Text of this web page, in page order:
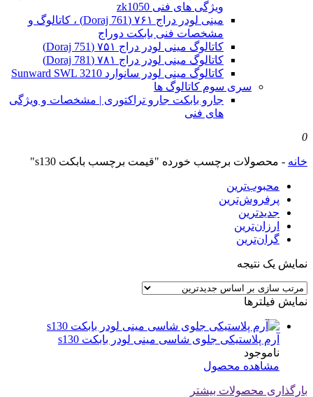
ویژگی های فنی zk1050
مینی لودر دراج ۷۶۱ (Doraj 761) ، کاتالوگ و
مشخصات فنی بابکت دوراج
کاتالوگ مینی لودر دراج ۷۵۱ (Doraj 751)
کاتالوگ مینی لودر دراج ۷۸۱ (Doraj 781)
کاتالوگ مینی لودر سانوارد Sunward SWL 3210
سری سوم کاتالوگ ها
جارو بابکت جارو تراکتوری | مشخصات و ویژگی
های فنی
0
خانه - محصولات برچسب خورده "قیمت برچسب بابکت s130"
محبوب‌ترین
پرفروش‌ترین
جدیدترین
ارزان‌ترین
گران‌ترین
نمایش یک نتیجه
نمایش فیلترها
آرم پلاستیکی جلوی شاسی مینی لودر بابکت s130
ناموجود
مشاهده محصول
بارگذاری محصولات بیشتر